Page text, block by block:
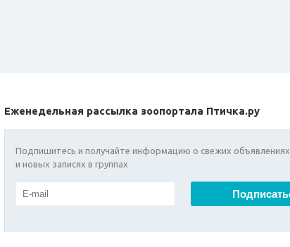
Еженедельная рассылка зоопортала Птичка.ру
Подпишитесь и получайте информацию о свежих объявлениях
и новых записях в группах